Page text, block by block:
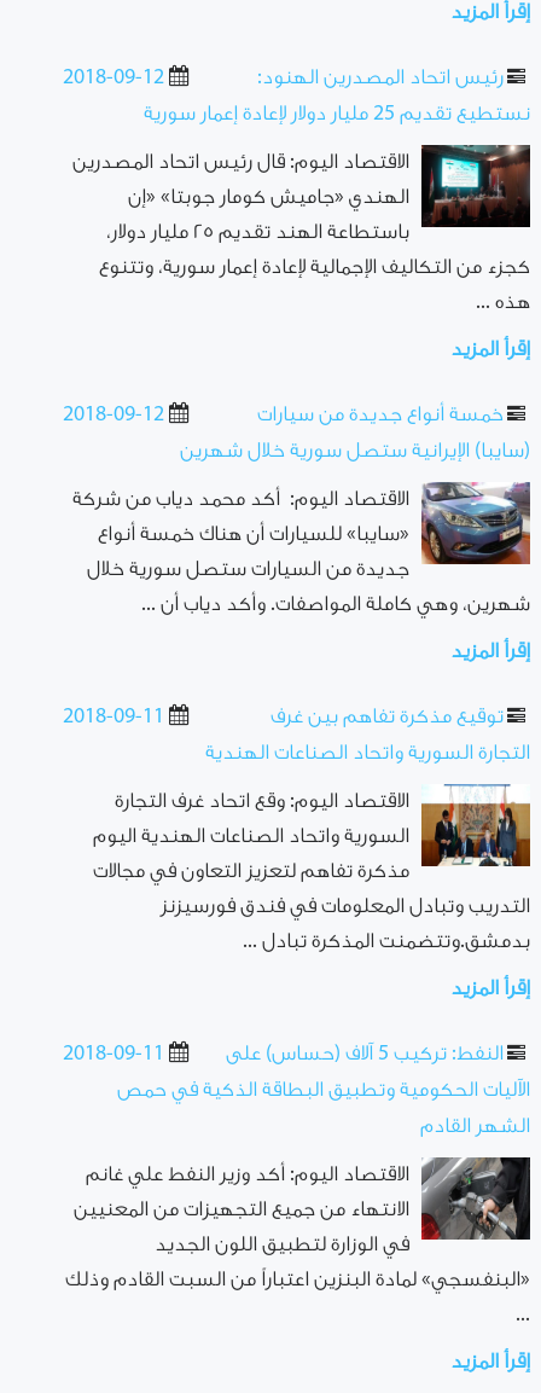
إقرأ المزيد
2018-09-12
رئيس اتحاد المصدرين الهنود:
نستطيع تقديم 25 مليار دولار لإعادة إعمار سورية
الاقتصاد اليوم: قال رئيس اتحاد المصدرين
الهندي «جاميش كومار جوبتا» «إن
باستطاعة الهند تقديم ٢٥ مليار دولار،
كجزء من التكاليف الإجمالية لإعادة إعمار سورية، وتتنوع
هذه ...
إقرأ المزيد
2018-09-12
خمسة أنواع جديدة من سيارات
(سايبا) الإيرانية ستصل سورية خلال شهرين
الاقتصاد اليوم: أكد محمد دياب من شركة
«سايبا» للسيارات أن هناك خمسة أنواع
جديدة من السيارات ستصل سورية خلال
شهرين، وهي كاملة المواصفات. وأكد دياب أن ...
إقرأ المزيد
2018-09-11
توقيع مذكرة تفاهم بين غرف
التجارة السورية واتحاد الصناعات الهندية
الاقتصاد اليوم: وقع اتحاد غرف التجارة
السورية واتحاد الصناعات الهندية اليوم
مذكرة تفاهم لتعزيز التعاون في مجالات
التدريب وتبادل المعلومات في فندق فورسيزنز
بدمشق.وتتضمنت المذكرة تبادل ...
إقرأ المزيد
2018-09-11
النفط: تركيب 5 آلاف (حساس) على
الآليات الحكومية وتطبيق البطاقة الذكية في حمص
الشهر القادم
الاقتصاد اليوم: أكد وزير النفط علي غانم
الانتهاء من جميع التجهيزات من المعنيين
في الوزارة لتطبيق اللون الجديد
«البنفسجي» لمادة البنزين اعتباراً من السبت القادم وذلك
...
إقرأ المزيد